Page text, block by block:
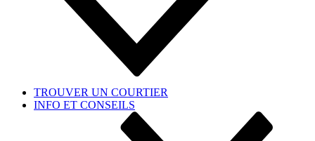
TROUVER UN COURTIER
INFO ET CONSEILS